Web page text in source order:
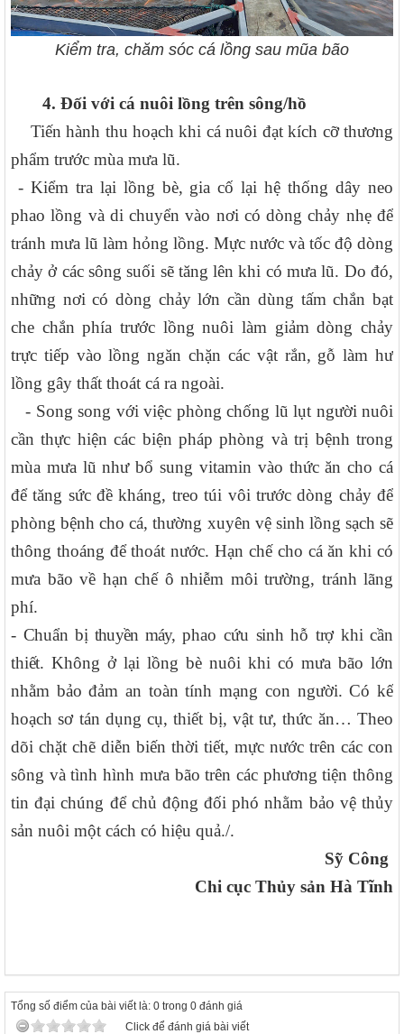
Kiểm tra, chăm sóc cá lồng sau mũa bão
4. Đối với cá nuôi lồng trên sông/hồ
Tiến hành thu hoạch khi cá nuôi đạt kích cỡ thương
phẩm trước mùa mưa lũ.
- Kiểm tra lại lồng bè, gia cố lại hệ thống dây neo
phao lồng và di chuyển vào nơi có dòng chảy nhẹ để
tránh mưa lũ làm hỏng lồng. Mực nước và tốc độ dòng
chảy ở các sông suối sẽ tăng lên khi có mưa lũ. Do đó,
những nơi có dòng chảy lớn cần dùng tấm chắn bạt
che chắn phía trước lồng nuôi làm giảm dòng chảy
trực tiếp vào lồng ngăn chặn các vật rắn, gỗ làm hư
lồng gây thất thoát cá ra ngoài.
- Song song với việc phòng chống lũ lụt người nuôi
cần thực hiện các biện pháp phòng và trị bệnh trong
mùa mưa lũ như bổ sung vitamin vào thức ăn cho cá
để tăng sức đề kháng, treo túi vôi trước dòng chảy để
phòng bệnh cho cá, thường xuyên vệ sinh lồng sạch sẽ
thông thoáng để thoát nước. Hạn chế cho cá ăn khi có
mưa bão về hạn chế ô nhiễm môi trường, tránh lãng
phí.
- Chuẩn bịthuyền máy, phao cứu sinh hỗ trợ khi cần
thiết.Không ở lại lồng bè nuôi khi có mưa bão lớn
nhằm bảo đảm an toàn tính mạng con người. Có kế
hoạch sơ tán dụng cụ, thiết bị, vật tư, thức ăn… Theo
dõi chặt chẽ diễn biến thời tiết, mực nước trên các con
sông và tình hình mưa bão trên các phương tiện thông
tin đại chúng để chủ động đối phó nhằm bảo vệ thủy
sản nuôi một cách có hiệu quả./.
Sỹ Công
Chi cục Thủy sản Hà Tĩnh
Tổng số điểm của bài viết là: 0 trong 0 đánh giá
Click để đánh giá bài viết